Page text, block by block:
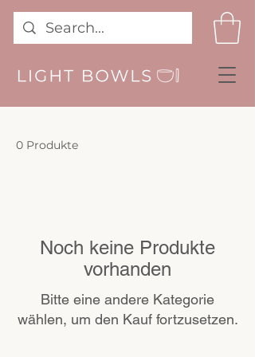
0 Produkte
Noch keine Produkte
vorhanden
Bitte eine andere Kategorie
wählen, um den Kauf fortzusetzen.